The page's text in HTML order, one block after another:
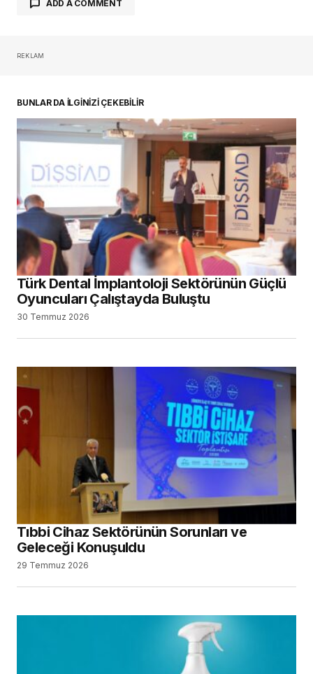
ADD A COMMENT
REKLAM
BUNLAR DA İLGİNİZİ ÇEKEBİLİR
Türk Dental İmplantoloji Sektörünün Güçlü
Oyuncuları Çalıştayda Buluştu
30 Temmuz 2026
Tıbbi Cihaz Sektörünün Sorunları ve
Geleceği Konuşuldu
29 Temmuz 2026